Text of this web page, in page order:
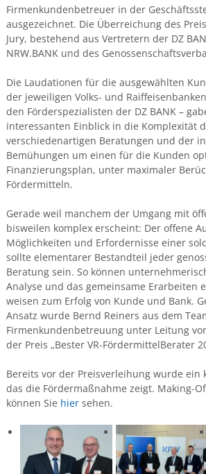
Firmenkundenbetreuer in der
ausgezeichnet. Die Überreichung des
Jury, bestehend aus Vertretern der DZ
NRW.BANK und des
Die Laudationen für die ausgewählten
der jeweiligen Volks- und
den Förderspezialisten der DZ BANK –
interessanten Einblick in die Komplexität
verschiedenartigen Beratungen und der
Bemühungen um einen für die Kunden
Finanzierungsplan, unter maximaler
Fördermitteln.
Gerade weil manchem der Umgang mit
bisweilen komplex erscheint: Der offene
Möglichkeiten und Erfordernisse einer
sollte elementarer Bestandteil jeder
Beratung sein. So können
Analyse und das gemeinsame Erarbeiten
weisen zum Erfolg von Kunde und Bank.
Ansatz wurde Bernd Reiners aus dem
Firmenkundenbetreuung unter Leitung
der Preis „Bester VR-FördermittelBerater
Bereits vor der Preisverleihung wurde ein
das die Fördermaßnahme zeigt. Making-
können Sie hiersehen.